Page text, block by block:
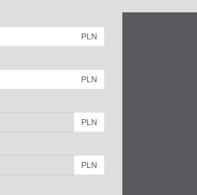
PLN
PLN
PLN
PLN